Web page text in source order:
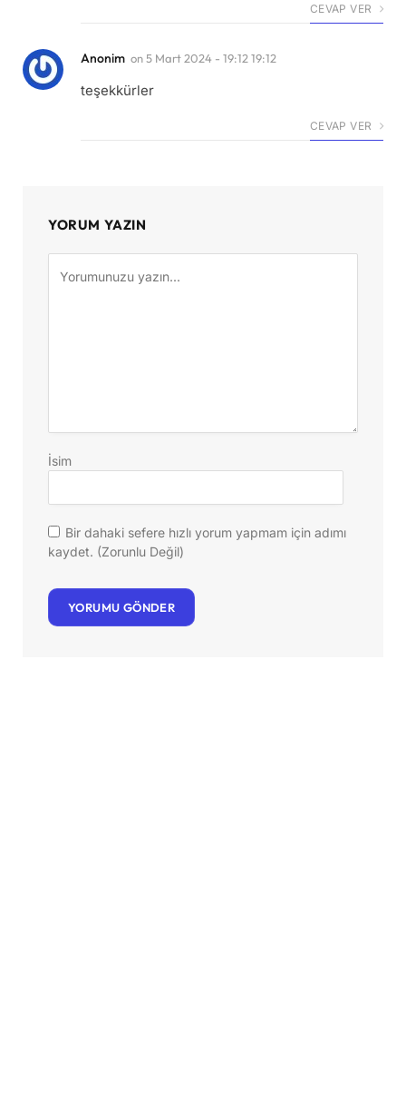
CEVAP VER
Anonim on5 Mart 2024 - 19:12 19:12
teşekkürler
CEVAP VER
YORUM YAZIN
İsim
Bir dahaki sefere hızlı yorum yapmam için adımı
kaydet. (Zorunlu Değil)